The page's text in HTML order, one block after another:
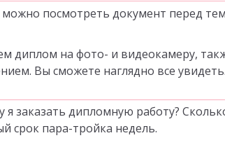
можно посмотреть документ перед
диплом на фото- и видеокамеру,
Вы сможете наглядно все
заказать дипломную работу?
срок пара-тройка недель.